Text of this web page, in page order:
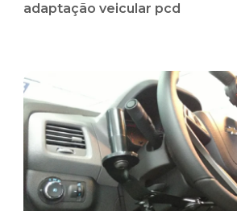
adaptação veicular pcd